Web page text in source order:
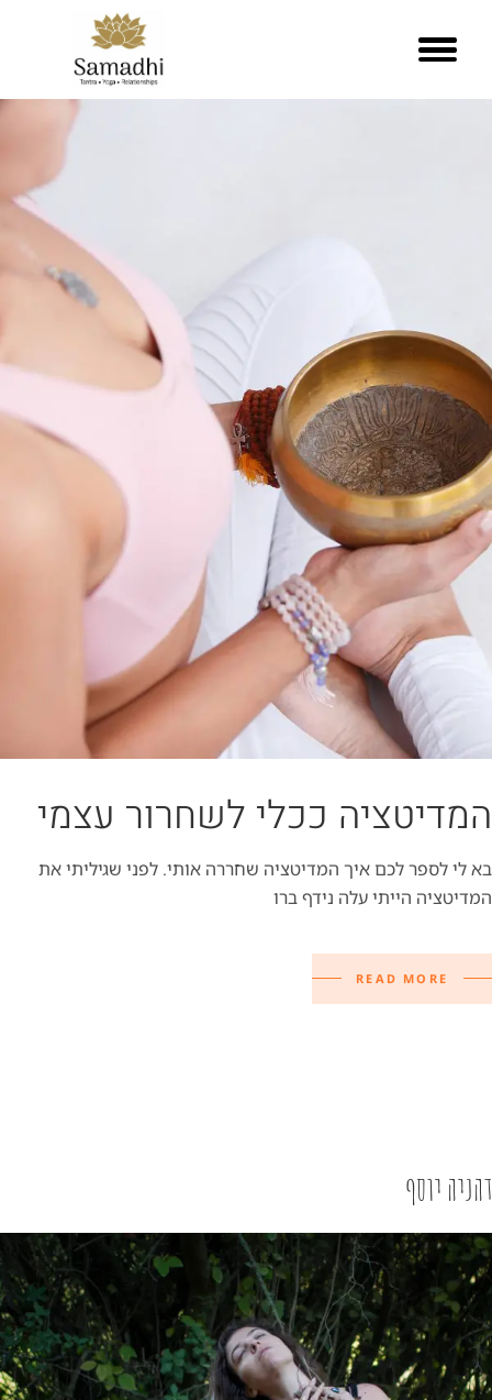
המדיטציה ככלי לשחרור עצמי
בא לי לספר לכם איך המדיטציה שחררה אותי. לפני שגיליתי את
המדיטציה הייתי עלה נידף ברו
READ MORE
דהניה יוסף